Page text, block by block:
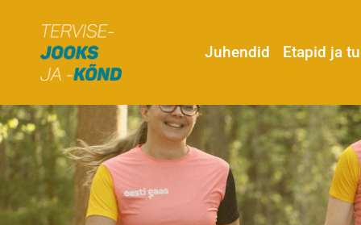
Juhendid Etapid ja